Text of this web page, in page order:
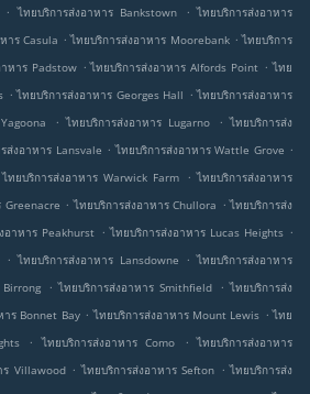
. ไทยบริการส่งอาหาร Bankstown . ไทยบริการส่งอาหาร
าร Casula . ไทยบริการส่งอาหาร Moorebank . ไทยบริการ
หาร Padstow . ไทยบริการส่งอาหาร Alfords Point . ไทย
. ไทยบริการส่งอาหาร Georges Hall . ไทยบริการส่งอาหาร
. ไทยบริการส่งอาหาร Lugarno . ไทยบริการส่ง
ส่งอาหาร Lansvale . ไทยบริการส่งอาหาร Wattle Grove .
ไทยบริการส่งอาหาร Warwick Farm . ไทยบริการส่งอาหาร
Greenacre . ไทยบริการส่งอาหาร Chullora . ไทยบริการส่ง
อาหาร Peakhurst . ไทยบริการส่งอาหาร Lucas Heights .
. ไทยบริการส่งอาหาร Lansdowne . ไทยบริการส่งอาหาร
. ไทยบริการส่งอาหาร Smithfield . ไทยบริการส่ง
าร Bonnet Bay . ไทยบริการส่งอาหาร Mount Lewis . ไทย
. ไทยบริการส่งอาหาร Como . ไทยบริการส่งอาหาร
ร Villawood . ไทยบริการส่งอาหาร Sefton . ไทยบริการส่ง